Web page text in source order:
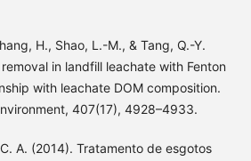
H., Shao, L.-M., & Tang, Q.-Y.
in landfill leachate with Fenton
with leachate DOM composition.
407(17), 4928–4933.
A. (2014). Tratamento de esgotos